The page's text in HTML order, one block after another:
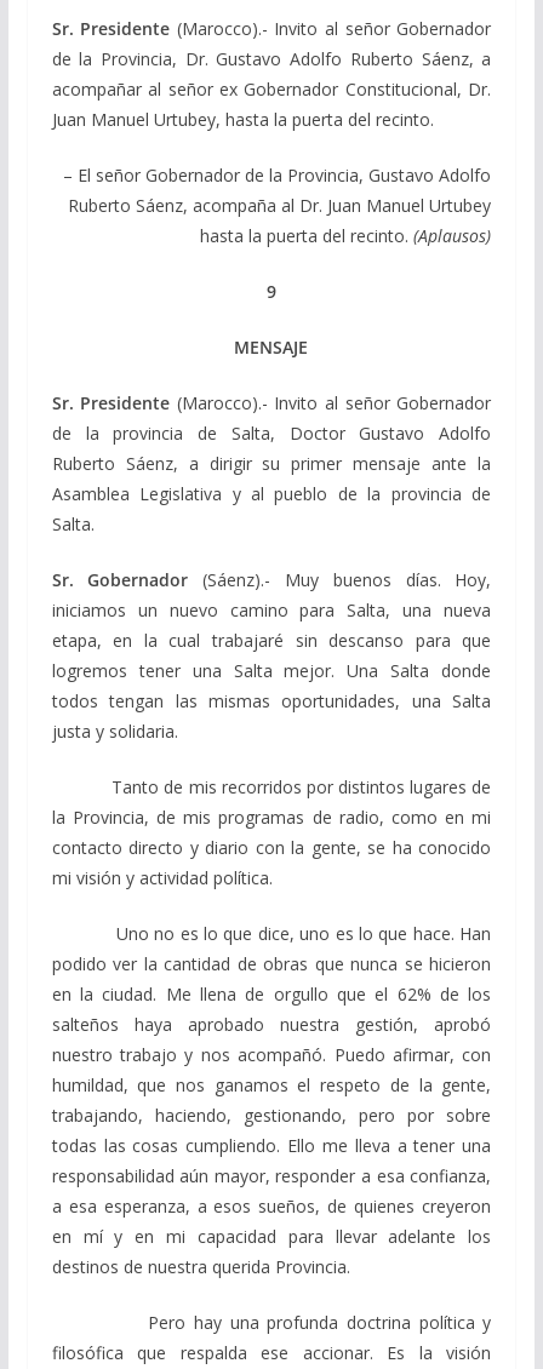
Sr. Presidente (Marocco).- Invito al señor Gobernador
de la Provincia, Dr. Gustavo Adolfo Ruberto Sáenz, a
acompañar al señor ex Gobernador Constitucional, Dr.
Juan Manuel Urtubey, hasta la puerta del recinto.
– El señor Gobernador de la Provincia, Gustavo Adolfo
Ruberto Sáenz, acompaña al Dr. Juan Manuel Urtubey
hasta la puerta del recinto.(Aplausos)
9
MENSAJE
Sr. Presidente (Marocco).- Invito al señor Gobernador
de la provincia de Salta, Doctor Gustavo Adolfo
Ruberto Sáenz, a dirigir su primer mensaje ante la
Asamblea Legislativa y al pueblo de la provincia de
Salta.
Sr. Gobernador(Sáenz).- Muy buenos días. Hoy,
iniciamos un nuevo camino para Salta, una nueva
etapa, en la cual trabajaré sin descanso para que
logremos tener una Salta mejor. Una Salta donde
todos tengan las mismas oportunidades, una Salta
justa y solidaria.
Tanto de mis recorridos por distintos lugares de
la Provincia, de mis programas de radio, como en mi
contacto directo y diario con la gente, se ha conocido
mi visión y actividad política.
Uno no es lo que dice, uno es lo que hace. Han
podido ver la cantidad de obras que nunca se hicieron
en la ciudad. Me llena de orgullo que el 62% de los
salteños haya aprobado nuestra gestión, aprobó
nuestro trabajo y nos acompañó. Puedo afirmar, con
humildad, que nos ganamos el respeto de la gente,
trabajando, haciendo, gestionando, pero por sobre
todas las cosas cumpliendo. Ello me lleva a tener una
responsabilidad aún mayor, responder a esa confianza,
a esa esperanza, a esos sueños, de quienes creyeron
en mí y en mi capacidad para llevar adelante los
destinos de nuestra querida Provincia.
Pero hay una profunda doctrina política y
filosófica que respalda ese accionar. Es la visión